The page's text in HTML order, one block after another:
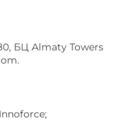
БЦ Almaty Towers